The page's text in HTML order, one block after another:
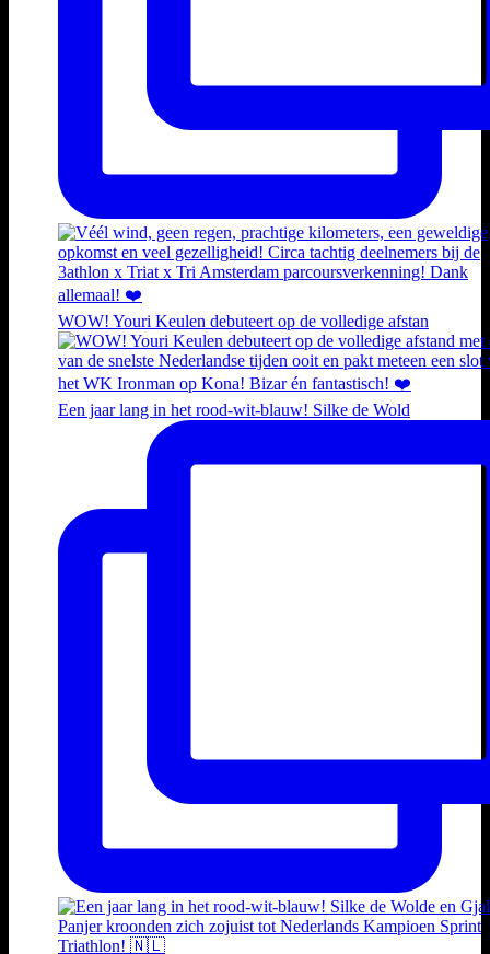
WOW! Youri Keulen debuteert op de volledige afstan
Een jaar lang in het rood-wit-blauw! Silke de Wold